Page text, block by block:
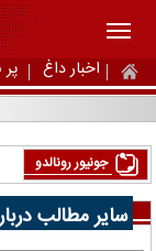
اخبار داغ
جونیور رونالدو
سایر مطالب